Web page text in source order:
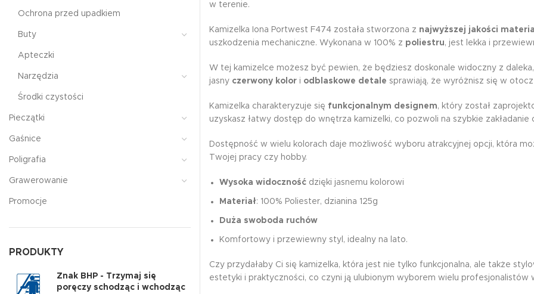
w terenie.
Kamizelka Iona Portwest F474 została stworzona z najwyższej jakości
uszkodzenia mechaniczne. Wykonana w 100% z poliestru, jest lekka i
W tej kamizelce możesz być pewien, że będziesz doskonale widoczny z
jasny czerwony kolor i odblaskowe detale sprawiają, że wyróżnisz się w
Kamizelka charakteryzuje się funkcjonalnym designem, który został
uzyskasz łatwy dostęp do wnętrza kamizelki, co pozwoli na szybkie
Dostępność w wielu kolorach daje możliwość wyboru atrakcyjnej opcji, która
Twojej pracy czy hobby.
Wysoka widoczność dzięki jasnemu kolorowi
Materiał: 100% Poliester, dzianina 125g
Duża swoboda ruchów
Komfortowy i przewiewny styl, idealny na lato.
Czy przydałaby Ci się kamizelka, która jest nie tylko funkcjonalna, ale także
estetyki i praktyczności, co czyni ją ulubionym wyborem wielu profesjonalistów
Ochrona przed upadkiem
Buty
Apteczki
Narzędzia
Środki czystości
Pieczątki
Gaśnice
Poligrafia
Grawerowanie
Promocje
PRODUKTY
Znak BHP - Trzymaj się
poręczy schodząc i wchodząc